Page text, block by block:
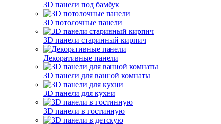
3D панели под бамбук
3D потолочные панели
3D панели старинный кирпич
Декоративные панели
3D панели для ванной комнаты
3D панели для кухни
3D панели в гостинную